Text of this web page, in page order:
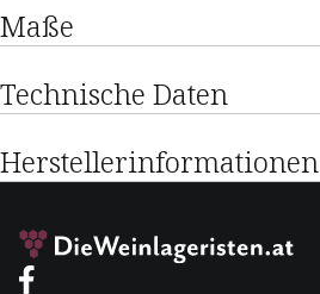
Maße
Technische Daten
Herstellerinformationen